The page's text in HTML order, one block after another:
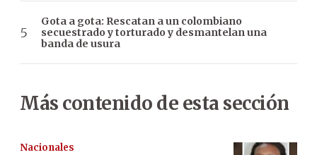
Gota a gota: Rescatan a un colombiano
secuestrado y torturado y desmantelan una
banda de usura
Más contenido de esta sección
Nacionales